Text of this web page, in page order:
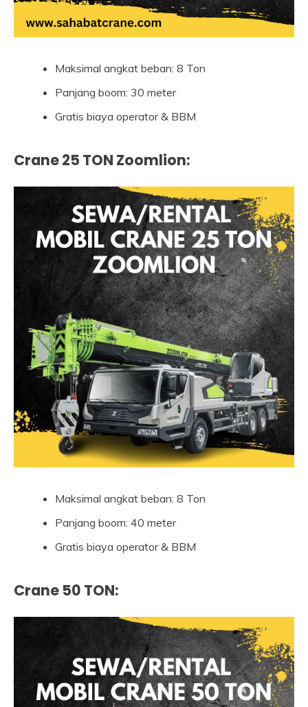
Maksimal angkat beban: 8 Ton
Panjang boom: 30 meter
Gratis biaya operator & BBM
Crane 25 TON Zoomlion:
Maksimal angkat beban: 8 Ton
Panjang boom: 40 meter
Gratis biaya operator & BBM
Crane 50 TON: